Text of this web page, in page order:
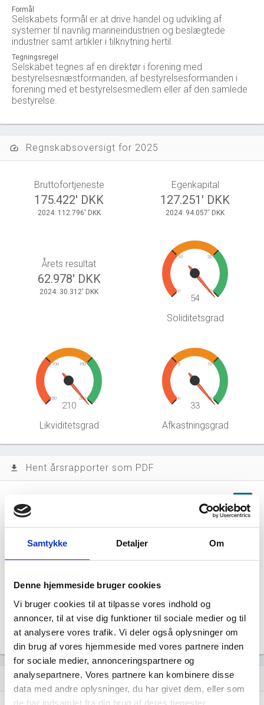
Samtykke Detaljer Om
Denne hjemmeside bruger cookies
Vi bruger cookies til at tilpasse vores indhold og
annoncer, til at vise dig funktioner til sociale medier og til
at analysere vores trafik. Vi deler også oplysninger om
din brug af vores hjemmeside med vores partnere inden
for sociale medier, annonceringspartnere og
analysepartnere. Vores partnere kan kombinere disse
data med andre oplysninger, du har givet dem, eller som
de har indsamlet fra din brug af deres tjenester.
Formål
Selskabets formål er at drive handel og udvikling af
systemer til navnlig marineindustrien og beslægtede
industrier samt artikler i tilknytning hertil.
Tegningsregel
Selskabet tegnes af en direktør i forening med
bestyrelsesnæstformanden, af bestyrelsesformanden i
forening med et bestyrelsesmedlem eller af den samlede
bestyrelse.
speed Regnskabsoversigt for 2025
Bruttofortjeneste
175.422' DKK
2024: 112.796' DKK
Egenkapital
127.251' DKK
2024: 94.057' DKK
Årets resultat
62.978' DKK
2024: 30.312' DKK 0
10 20
30
54
Soliditetsgrad
50
100 150
200
210
Likviditetsgrad
0
5 10
15
33
Afkastningsgrad
file_download Hent årsrapporter som PDF
Årsrapporten 2025-10
Årsrapporten 2023-10
Årsrapporten 2021-10
assignment Regnskaber